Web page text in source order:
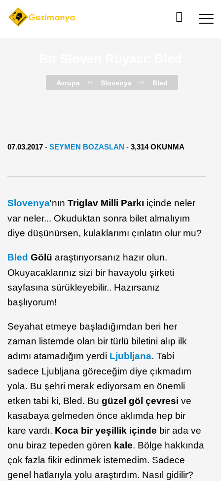
Avrupa Slovenya Bled
07.03.2017 - SEYMEN BOZASLAN - 3,314 OKUNMA
Slovenya'nın Triglav Milli Parkı içinde neler
var neler... Okuduktan sonra bilet almalıyım
diye düşünürsen, kulaklarımı çınlatın olur mu?
Bled Gölü araştırıyorsanız hazır olun.
Okuyacaklarınız sizi bir havayolu şirketi
sayfasına sürükleyebilir.. Hazırsanız
başlıyorum!
Seyahat etmeye başladığımdan beri her
zaman listemde olan bir türlü biletini alıp ilk
adımı atamadığım yerdi Ljubljana. Tabi
sadece Ljubljana göreceğim diye çıkmadım
yola. Bu şehri merak ediyorsam en önemli
etken tabi ki, Bled. Bu güzel göl çevresi ve
kasabaya gelmeden önce aklımda hep bir
kare vardı. Koca bir yeşillik içinde bir ada ve
onu biraz tepeden gören kale. Bölge hakkında
çok fazla fikir edinmek istemedim. Sadece
genel hatlarıyla yolu araştırdım. Nasıl gidilir?